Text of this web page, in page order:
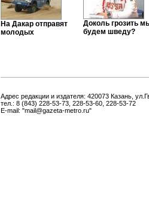
На Дакар отправят
молодых
Доколь грозить
будем шведу?
Адрес редакции и издателя: 420073 Казань,
тел.: 8 (843) 228-53-73, 228-53-60, 228-53-72
E-mail: "mail@gazeta-metro.ru"